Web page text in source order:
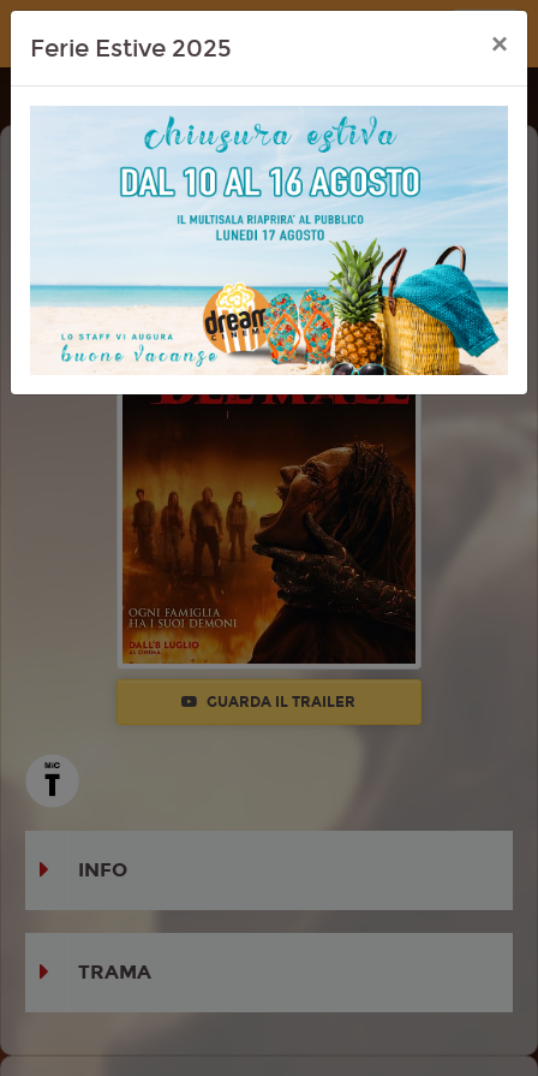
Dream Cinema
LA CASA: IL ROGO DEL MALE (EVIL
DEAD BURN)
VM 14
GUARDA IL TRAILER
INFO
TRAMA
Ferie Estive 2025 ×